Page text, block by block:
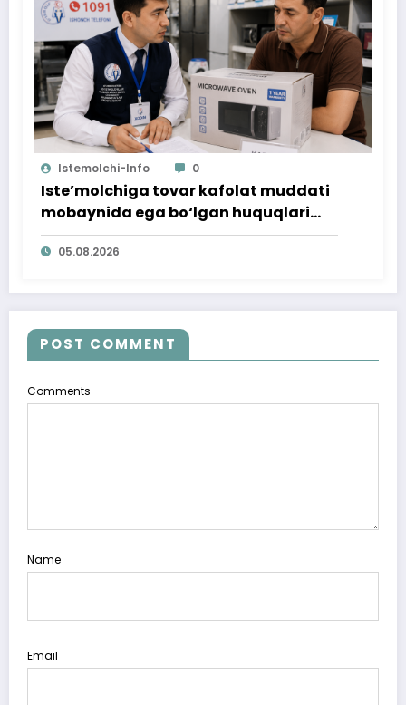
Istemolchi-Info 0
Iste’molchiga tovar kafolat muddati
mobaynida ega bo‘lgan huquqlari
ta’minlab berildi
05.08.2026
POST COMMENT
Comments
Name
Email